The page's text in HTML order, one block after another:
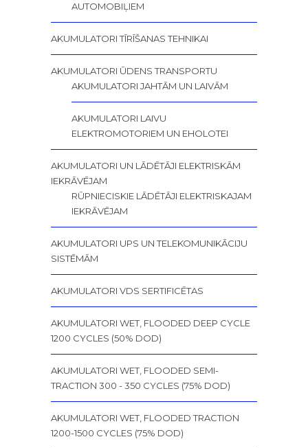
AUTOMOBIĻIEM
AKUMULATORI TĪRĪŠANAS TEHNIKAI
AKUMULATORI ŪDENS TRANSPORTU
AKUMULATORI JAHTĀM UN LAIVĀM
AKUMULATORI LAIVU
ELEKTROMOTORIEM UN EHOLOTEI
AKUMULATORI UN LĀDĒTĀJI ELEKTRISKĀM
IEKRĀVĒJAM
RŪPNIECISKIE LĀDĒTĀJI ELEKTRISKAJAM
IEKRĀVĒJAM
AKUMULATORI UPS UN TELEKOMUNIKĀCIJU
SISTĒMĀM
AKUMULATORI VDS SERTIFICĒTAS
AKUMULATORI WET, FLOODED DEEP CYCLE
1200 CYCLES (50% DOD)
AKUMULATORI WET, FLOODED SEMI-
TRACTION 300 - 350 CYCLES (75% DOD)
AKUMULATORI WET, FLOODED TRACTION
1200-1500 CYCLES (75% DOD)